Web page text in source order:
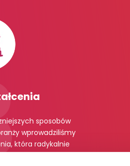
sposobów
wprowadziliśmy
która radykalnie